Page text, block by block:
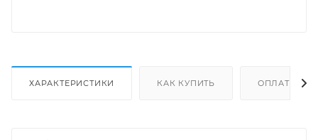
ХАРАКТЕРИСТИКИ КАК КУПИТЬ ОПЛАТА